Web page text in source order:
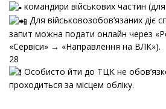
командири військових частин
Для військовозобов’язаних
запит можна подати онлайн через
«Сервіси» → «Направлення на ВЛК»).
28
Особисто йти до ТЦК не
проходиться за місцем обліку.